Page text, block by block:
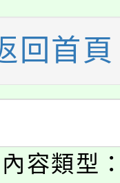
低收入戶
情可洽有
及科技中
習
及科技
案入校路
專業人
、30在
回首頁
容類型